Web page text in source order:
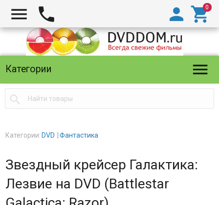
  

Категории 

Категории: DVD Фантастика
Звездный крейсер Галактика:
Лезвие на DVD (Battlestar